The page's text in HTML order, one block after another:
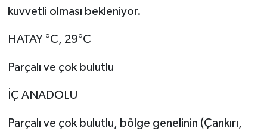
kuvvetli olması bekleniyor.
HATAY °C, 29°C
Parçalı ve çok bulutlu
İÇ ANADOLU
Parçalı ve çok bulutlu, bölge genelinin (Çankırı,